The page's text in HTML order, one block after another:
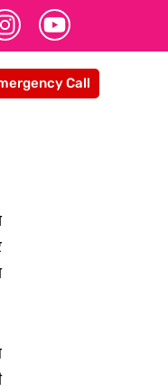
I
n
s
t
Y
o
u
t Call